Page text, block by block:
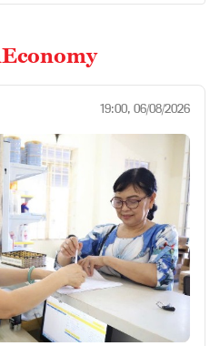
19:00, 06/08/2026